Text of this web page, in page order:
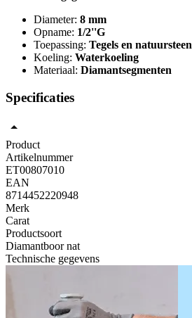
Diameter: 8 mm
Opname: 1/2''G
Toepassing: Tegels en natuursteen
Koeling: Waterkoeling
Materiaal: Diamantsegmenten
Specificaties
Product
Artikelnummer
ET00807010
EAN
8714452220948
Merk
Carat
Productsoort
Diamantboor nat
Technische gegevens